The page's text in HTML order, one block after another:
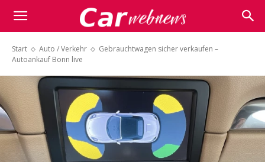
Carwebnews.com
Start Auto / Verkehr
Gebrauchtwagen sicher verkaufen –
Autoankauf Bonn live